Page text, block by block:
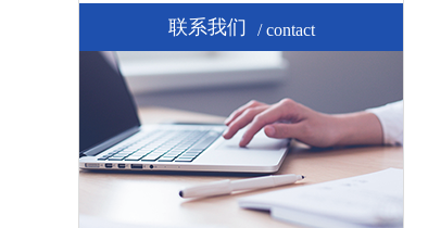
联系我们 / contact